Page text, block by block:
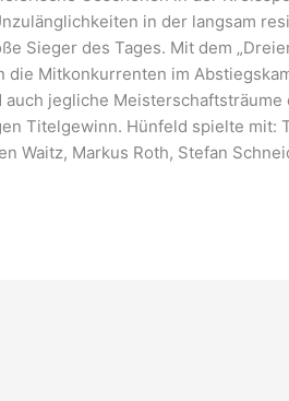
in der langsam
Sieger des Tages. Mit dem
Mitkonkurrenten im
jegliche Meisterschaftsträume
Titelgewinn. Hünfeld spielte mit:
Waitz, Markus Roth, Stefan